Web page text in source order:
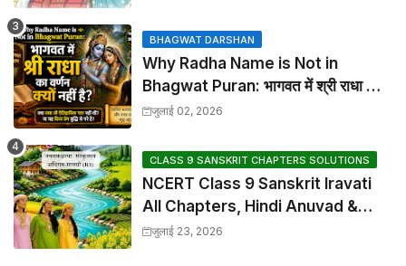
BHAGWAT DARSHAN
Why Radha Name is Not in
Bhagwat Puran: भागवत में श्री राधा का
वर्णन क्यों नहीं है?
जुलाई 02, 2026
CLASS 9 SANSKRIT CHAPTERS SOLUTIONS
NCERT Class 9 Sanskrit Iravati
All Chapters, Hindi Anuvad &
Solutions Index
जुलाई 23, 2026